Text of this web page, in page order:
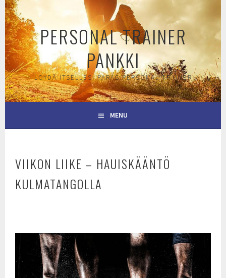
Skip
to
content
PERSONAL TRAINER
PANKKI
LÖYDÄ ITSELLESI PARAS PERSONAL TRAINER
MENU
VIIKON LIIKE – HAUISKÄÄNTÖ
KULMATANGOLLA